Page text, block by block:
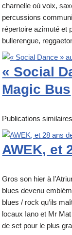
charnelle où voix,
percussions
répertoire azimuté et
bullerengue,
« Social
Magic Bus
Publications
AWEK, et
Gros son hier à
blues devenu
blues / rock qu’ils
locaux Iano et Mr
de set pour le plus